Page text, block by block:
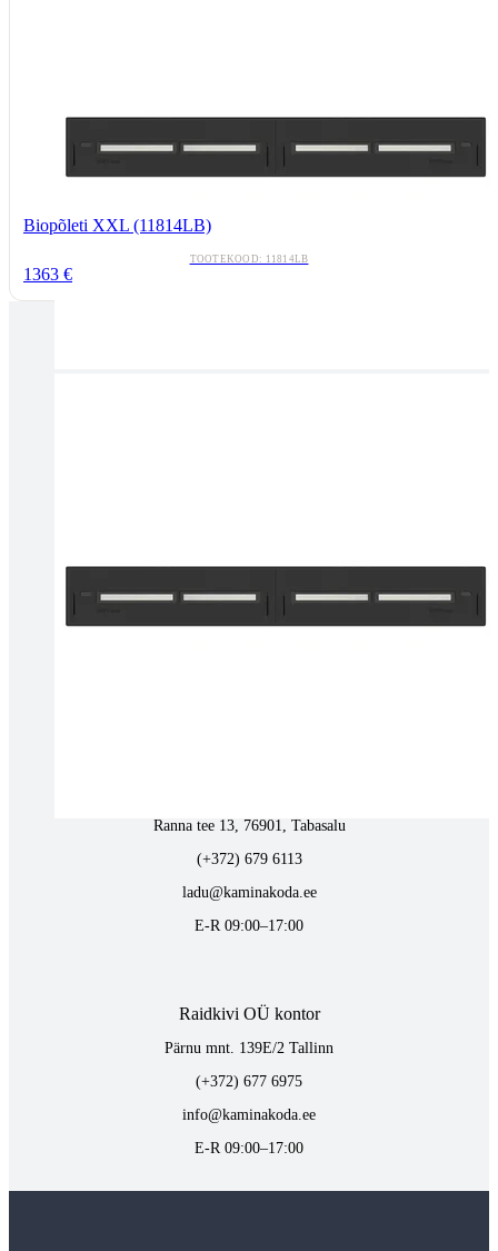
Biopõleti XXL (11814LB)
TOOTEKOOD: 11814LB
1363 €
Tartus kivi töötlemine
Tähe 127E, Tartu
Ranna tee 13, 76901, Tabasalu
(+372) 679 6113
ladu@kaminakoda.ee
E-R 09:00–17:00
Raidkivi OÜ kontor
Pärnu mnt. 139E/2 Tallinn
(+372) 677 6975
info@kaminakoda.ee
E-R 09:00–17:00